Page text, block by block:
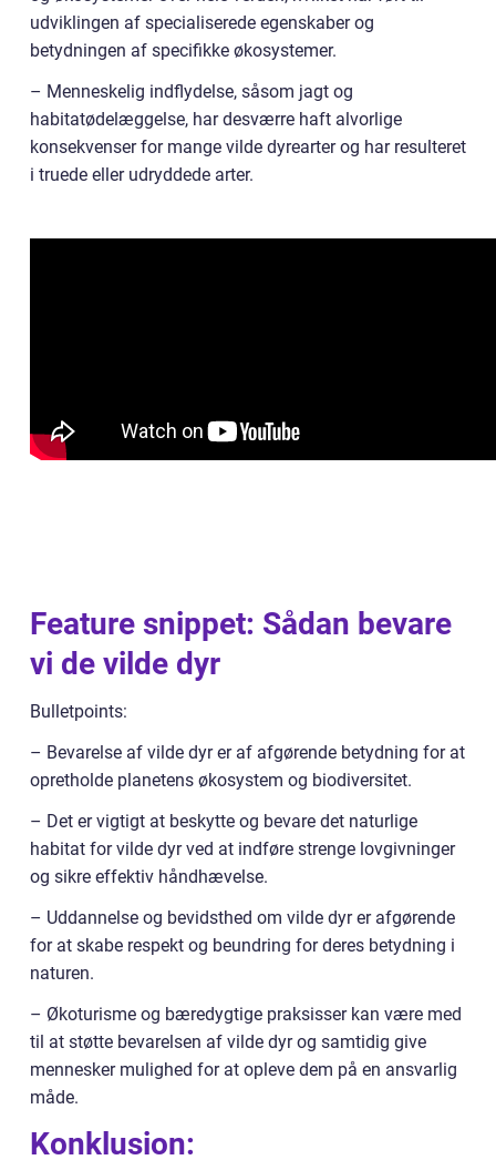
udviklingen af specialiserede egenskaber og
betydningen af specifikke økosystemer.
– Menneskelig indflydelse, såsom jagt og
habitatødelæggelse, har desværre haft alvorlige
konsekvenser for mange vilde dyrearter og har resulteret
i truede eller udryddede arter.
Feature snippet: Sådan bevare
vi de vilde dyr
Bulletpoints:
– Bevarelse af vilde dyr er af afgørende betydning for at
opretholde planetens økosystem og biodiversitet.
– Det er vigtigt at beskytte og bevare det naturlige
habitat for vilde dyr ved at indføre strenge lovgivninger
og sikre effektiv håndhævelse.
– Uddannelse og bevidsthed om vilde dyr er afgørende
for at skabe respekt og beundring for deres betydning i
naturen.
– Økoturisme og bæredygtige praksisser kan være med
til at støtte bevarelsen af vilde dyr og samtidig give
mennesker mulighed for at opleve dem på en ansvarlig
måde.
Konklusion: